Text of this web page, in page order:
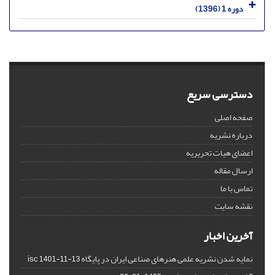
دوره 1 (1396)
دسترسی سریع
صفحه اصلی
درباره نشریه
اعضای هیات تحریریه
ارسال مقاله
تماس با ما
نقشه سایت
آخرین اخبار
نمایه شدن نشریه علمی هنرهای صناعی ایران در پایگاه isc1401-11-13